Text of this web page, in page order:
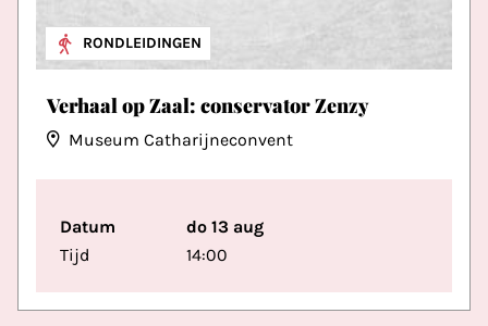
RONDLEIDINGEN
Verhaal op Zaal: conservator Zenzy
Museum Catharijneconvent
Datum
do 13 aug
Tijd
14:00